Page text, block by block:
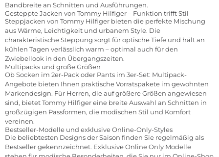
Bandbreite an Schnitten und Ausführungen.
Gesteppte Jacken von Tommy Hilfiger – Funktion trifft Stil
Steppjacken von Tommy Hilfiger bieten die perfekte Mischung
aus Wärme, Leichtigkeit und urbanem Style. Die
charakteristische Steppung sorgt für optische Tiefe und hält an
kühlen Tagen verlässlich warm – optimal auch für den
Zwiebellook in den Übergangszeiten.
Multipacks und große Größen
Ob Socken im 2er-Pack oder Pants im 3er-Set: Multipack-
Angebote bieten Ihnen praktische Vorratspakete im gewohnten
Markendesign. Für Herren, die auf größere Größen angewiesen
sind, bietet Tommy Hilfiger eine breite Auswahl an Schnitten in
großzügigen Passformen, die modischen Stil und Komfort
vereinen.
Bestseller-Modelle und exklusive Online-Only-Styles
Die beliebtesten Designs der Saison finden Sie regelmäßig als
Bestseller gekennzeichnet. Exklusive Online Only Modelle